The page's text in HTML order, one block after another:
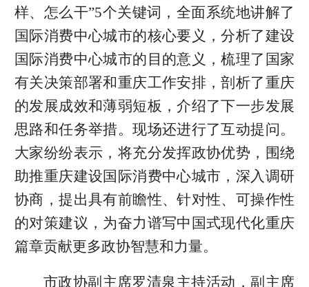
样、怎么干”5个关键词，全面系统地讲解了
国际消费中心城市的核心要义，分析了建设
国际消费中心城市的目的意义，梳理了国家
有关决策部署和重庆工作安排，剖析了重庆
的发展成效和薄弱短板，介绍了下一步发展
思路和任务举措。现场还进行了互动提问。
大家纷纷表示，将充分发挥政协优势，围绕
助推重庆建设国际消费中心城市，深入调研
协商，提出具有前瞻性、针对性、可操作性
的对策建议，为奋力谱写中国式现代化重庆
篇章贡献更多政协智慧和力量。
市政协副主席罗清泉主持活动，副主席